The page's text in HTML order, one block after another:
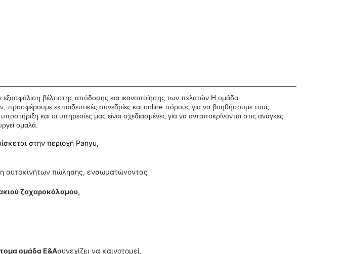
εξασφάλιση βέλτιστης απόδοσης και ικανοποίησης των πελατών.Η ομάδα
προσφέρουμε εκπαιδευτικές συνεδρίες και online πόρους για να βοηθήσουμε τους
και οι υπηρεσίες μας είναι σχεδιασμένες για να ανταποκρίνονται στις ανάγκες
ομαλά.
στην περιοχή Panyu,
αυτοκινήτων πώλησης, ενσωματώνοντας
ζαχαροκάλαμου,
ομάδα Ε&Ασυνεχίζει να καινοτομεί,